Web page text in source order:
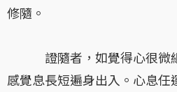
修隨。
證隨者，如覺得心很微細
感覺息長短遍身出入。心息任